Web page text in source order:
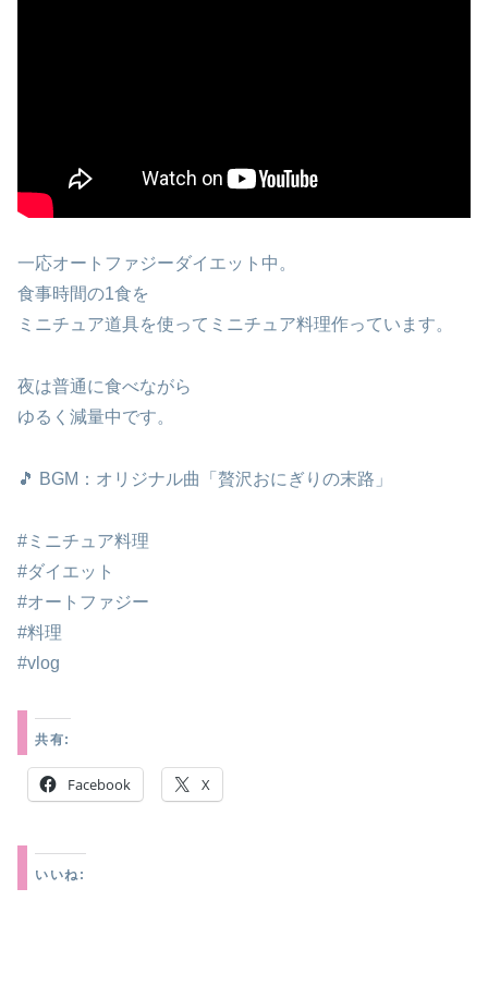
一応オートファジーダイエット中。
食事時間の1食を
ミニチュア道具を使ってミニチュア料理作っています。
夜は普通に食べながら
ゆるく減量中です。
🎵 BGM：オリジナル曲「贅沢おにぎりの末路」
#ミニチュア料理
#ダイエット
#オートファジー
#料理
#vlog
共有:
Facebook X
いいね: